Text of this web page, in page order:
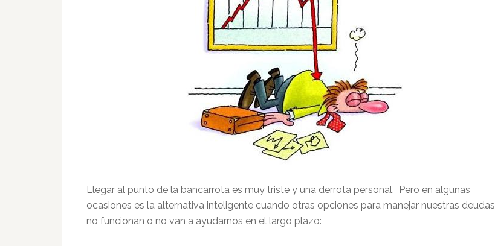
Llegar al punto de la bancarrota es muy triste y una derrota personal. Pero en algunas
ocasiones es la alternativa inteligente cuando otras opciones para manejar nuestras deudas
no funcionan o no van a ayudarnos en el largo plazo: